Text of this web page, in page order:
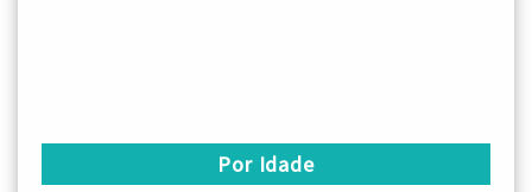
Por Idade